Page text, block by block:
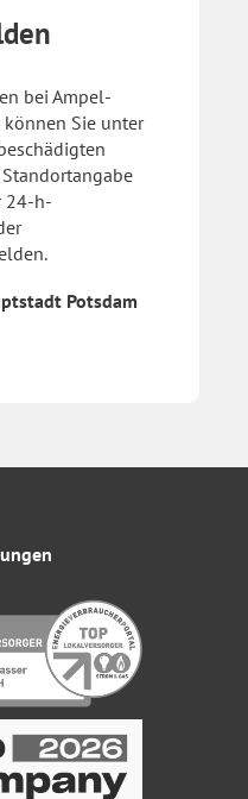
bei Ampel­
können Sie unter
24-h-
Potsdam